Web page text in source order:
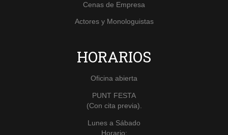
Cenas de Empresa
Actores y Monologuistas
HORARIOS
Oficina abierta
PUNT FESTA
(Con cita previa).
Lunes a Sábado
Horario: